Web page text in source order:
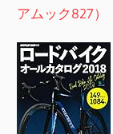
アムック827）